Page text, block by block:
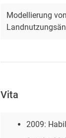
Modellierung
Vita
2009: